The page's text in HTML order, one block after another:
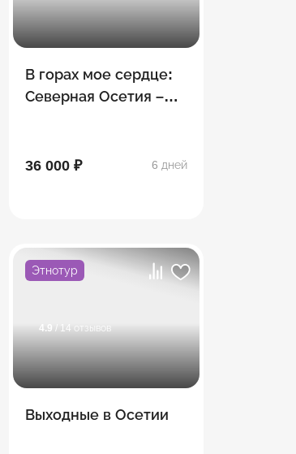
В горах мое сердце:
Северная Осетия –
36 000 ₽ 6 дней
Этнотур
4.9 / 14 отзывов
Выходные в Осетии